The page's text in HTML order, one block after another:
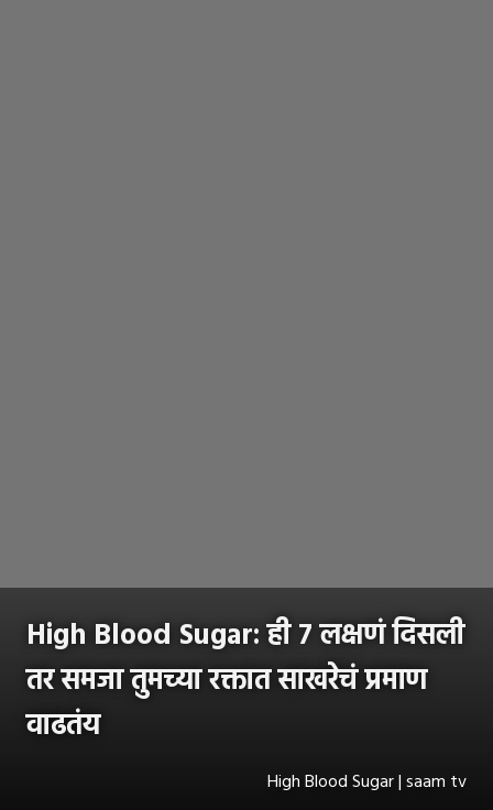
High Blood Sugar: ही ७ लक्षणं दिसली
तर समजा तुमच्या रक्तात साखरेचं प्रमाण
वाढतंय
High Blood Sugar | saam tv